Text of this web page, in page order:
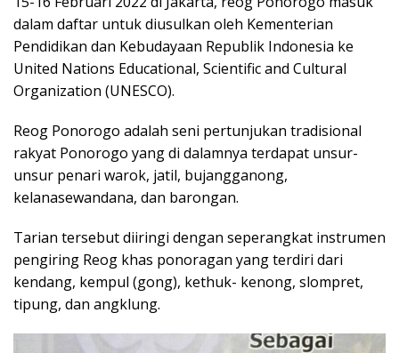
dalam daftar untuk diusulkan oleh Kementerian
Pendidikan dan Kebudayaan Republik Indonesia ke
United Nations Educational, Scientific and Cultural
Organization (UNESCO).
Reog Ponorogo adalah seni pertunjukan tradisional
rakyat Ponorogo yang di dalamnya terdapat unsur-
unsur penari warok, jatil, bujangganong,
kelanasewandana, dan barongan.
Tarian tersebut diiringi dengan seperangkat instrumen
pengiring Reog khas ponoragan yang terdiri dari
kendang, kempul (gong), kethuk- kenong, slompret,
tipung, dan angklung.